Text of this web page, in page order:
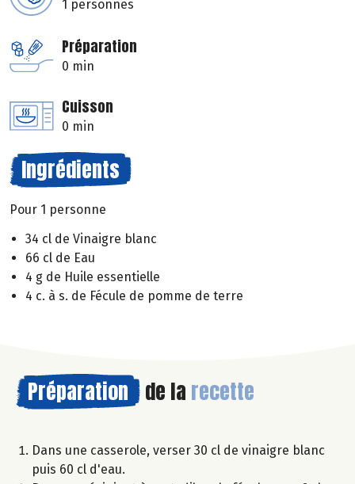
1 personnes
Préparation
0 min
Cuisson
0 min
Ingrédients
Pour 1 personne
34 cl de Vinaigre blanc
66 cl de Eau
4 g de Huile essentielle
4 c. à s. de Fécule de pomme de terre
Préparation de la recette
Dans une casserole, verser 30 cl de vinaigre blanc
puis 60 cl d'eau.